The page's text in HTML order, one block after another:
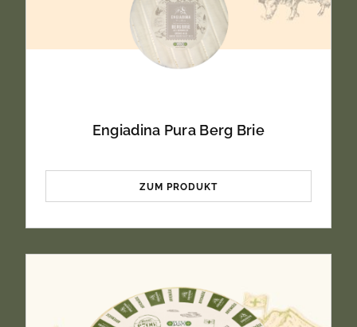
Engiadina Pura Berg Brie
ZUM PRODUKT